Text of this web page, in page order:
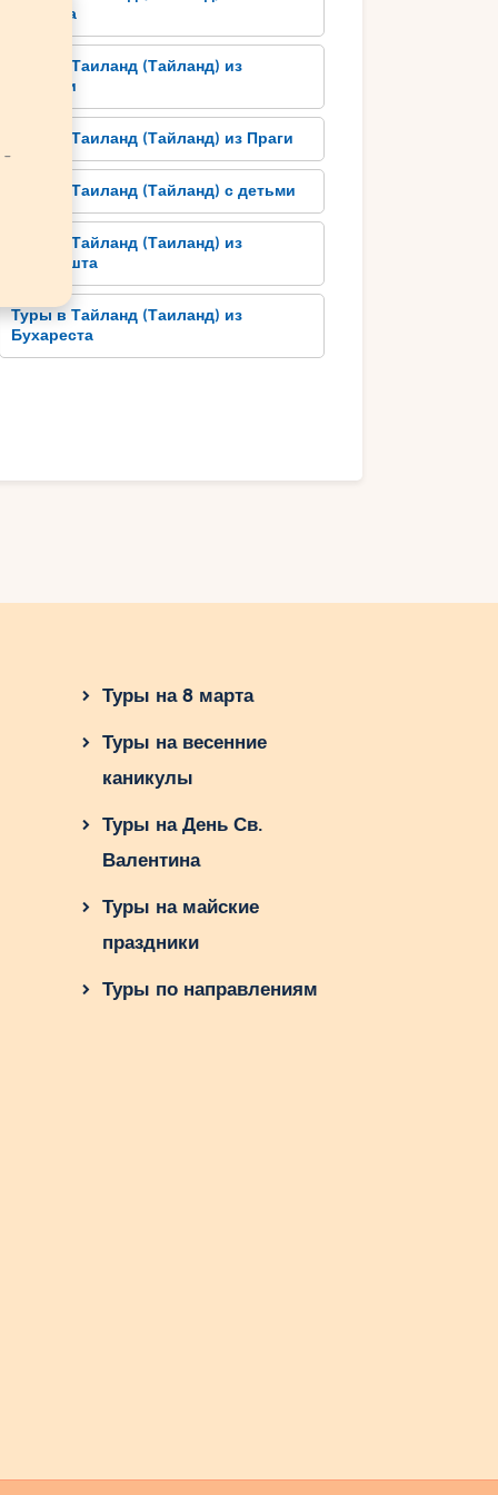
Кракова
Туры в Таиланд (Тайланд) из
Познани
Туры в Таиланд (Тайланд) из Праги
Туры в Таиланд (Тайланд) с детьми
Туры в Тайланд (Таиланд) из
Будапешта
Туры в Тайланд (Таиланд) из
Бухареста
Туры на 8 марта
Туры на весенние
каникулы
Туры на День Св.
Валентина
Туры на майские
праздники
Туры по направлениям